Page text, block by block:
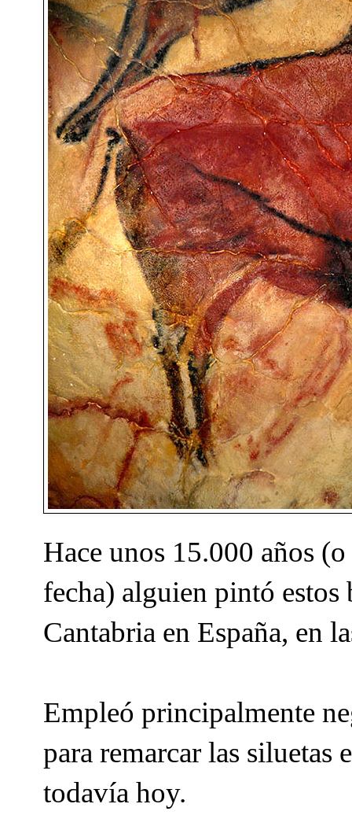
Hace unos 15.000 años
fecha) alguien pintó estos
Cantabria en España, en
Empleó principalmente
para remarcar las siluetas
todavía hoy.